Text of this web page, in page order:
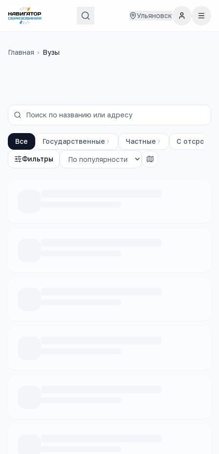
Ульяновск
Главная › Вузы
Все Государственные Частные С
Фильтры